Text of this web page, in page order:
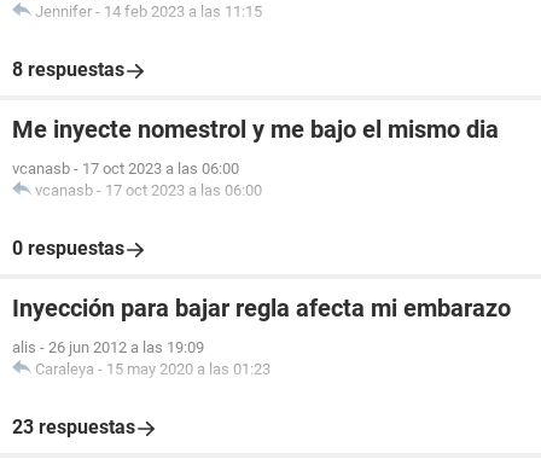
Jennifer - 14 feb 2023 a las 11:15
8 respuestas
Me inyecte nomestrol y me bajo el mismo dia
vcanasb - 17 oct 2023 a las 06:00
vcanasb - 17 oct 2023 a las 06:00
0 respuestas
Inyección para bajar regla afecta mi embarazo
alis - 26 jun 2012 a las 19:09
Caraleya - 15 may 2020 a las 01:23
23 respuestas